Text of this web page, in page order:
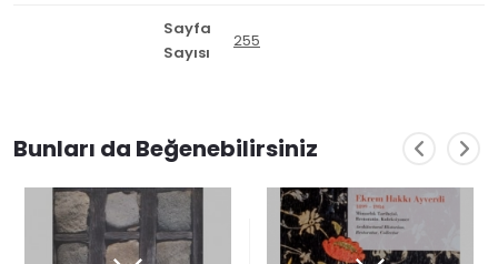
Sayfa
Sayısı
255
Bunları da Beğenebilirsiniz